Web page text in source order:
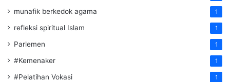
munafik berkedok agama 1
refleksi spiritual Islam 1
Parlemen 1
#Kemenaker 1
#Pelatihan Vokasi 1